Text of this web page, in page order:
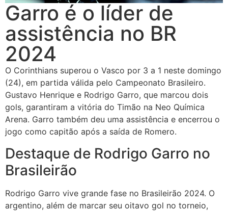
Garro é o líder de
assistência no BR
2024
O Corinthians superou o Vasco por 3 a 1 neste domingo
(24), em partida válida pelo Campeonato Brasileiro.
Gustavo Henrique e Rodrigo Garro, que marcou dois
gols, garantiram a vitória do Timão na Neo Química
Arena. Garro também deu uma assistência e encerrou o
jogo como capitão após a saída de Romero.
Destaque de Rodrigo Garro no
Brasileirão
Rodrigo Garro vive grande fase no Brasileirão 2024. O
argentino, além de marcar seu oitavo gol no torneio,